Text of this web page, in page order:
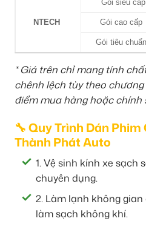
NTECH
Gói siêu cấp
Gói cao cấp
Gói tiêu chuẩn
* Giá trên chỉ mang tính
chênh lệch tùy theo
điểm mua hàng hoặc
🔧 Quy Trình Dán
Thành Phát Auto
1. Vệ sinh kính xe sạch
chuyên dụng.
2. Làm lạnh không
làm sạch không khí.